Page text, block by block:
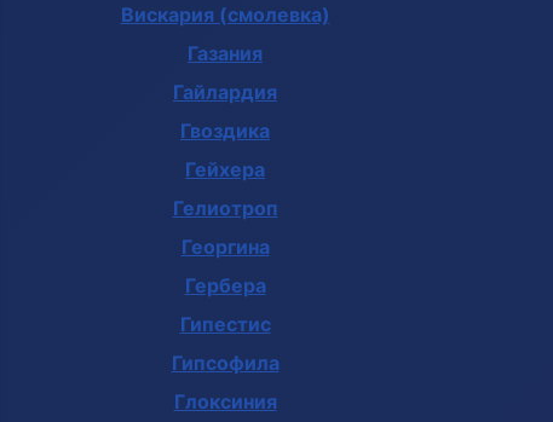
Вискария (смолевка)
Газания
Гайлардия
Гвоздика
Гейхера
Гелиотроп
Георгина
Гербера
Гипестис
Гипсофила
Глоксиния